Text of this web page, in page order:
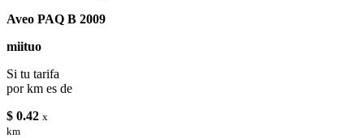
Aveo PAQ B 2009
miituo
Si tu tarifa
por km es de
$ 0.42 x
km